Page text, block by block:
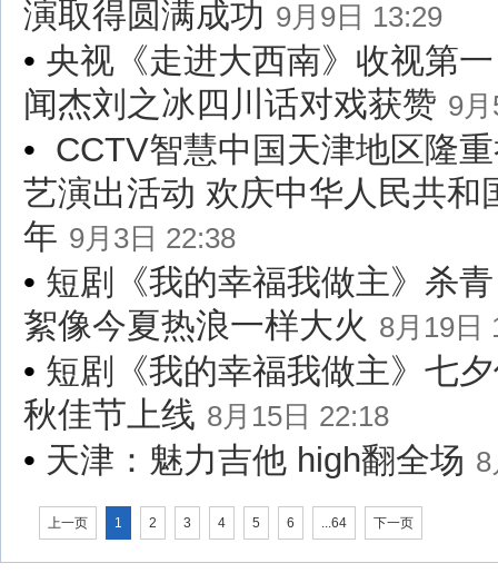
演取得圆满成功 9月9日 13:29
• 央视《走进大西南》收视第
闻杰刘之冰四川话对戏获赞 9
• CCTV智慧中国天津地区隆
艺演出活动 欢庆中华人民共和
年 9月3日 22:38
• 短剧《我的幸福我做主》杀
絮像今夏热浪一样大火 8月19日
• 短剧《我的幸福我做主》七
秋佳节上线 8月15日 22:18
• 天津：魅力吉他 high翻全场
上一页 1 2 3 4 5 6 ...64 下一页